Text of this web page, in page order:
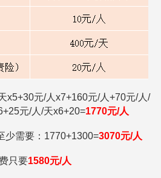
x5+30元/人x7+160元/人+70元/人/
元/人/天x6+20=1770元/人
少需要：1770+1300=3070元/人
只要1580元/人